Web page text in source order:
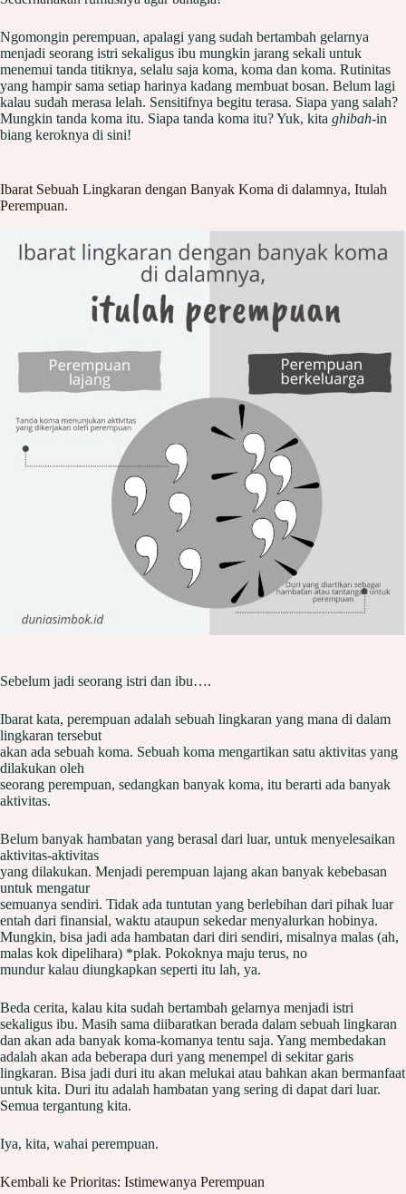
Ngomongin perempuan, apalagi yang sudah bertambah gelarnya
menjadi seorang istri sekaligus ibu mungkin jarang sekali untuk
menemui tanda titiknya, selalu saja koma, koma dan koma. Rutinitas
yang hampir sama setiap harinya kadang membuat bosan. Belum lagi
kalau sudah merasa lelah. Sensitifnya begitu terasa. Siapa yang salah?
Mungkin tanda koma itu. Siapa tanda koma itu? Yuk, kita ghibah-in
biang keroknya di sini!
Ibarat Sebuah Lingkaran dengan Banyak Koma di dalamnya, Itulah
Perempuan.
Sebelum jadi seorang istri dan ibu….
Ibarat kata, perempuan adalah sebuah lingkaran yang mana di dalam
lingkaran tersebut
akan ada sebuah koma. Sebuah koma mengartikan satu aktivitas yang
dilakukan oleh
seorang perempuan, sedangkan banyak koma, itu berarti ada banyak
aktivitas.
Belum banyak hambatan yang berasal dari luar, untuk menyelesaikan
aktivitas-aktivitas
yang dilakukan. Menjadi perempuan lajang akan banyak kebebasan
untuk mengatur
semuanya sendiri. Tidak ada tuntutan yang berlebihan dari pihak luar
entah dari finansial, waktu ataupun sekedar menyalurkan hobinya.
Mungkin, bisa jadi ada hambatan dari diri sendiri, misalnya malas (ah,
malas kok dipelihara) *plak. Pokoknya maju terus, no
mundur kalau diungkapkan seperti itu lah, ya.
Beda cerita, kalau kita sudah bertambah gelarnya menjadi istri
sekaligus ibu. Masih sama diibaratkan berada dalam sebuah lingkaran
dan akan ada banyak koma-komanya tentu saja. Yang membedakan
adalah akan ada beberapa duri yang menempel di sekitar garis
lingkaran. Bisa jadi duri itu akan melukai atau bahkan akan bermanfaat
untuk kita. Duri itu adalah hambatan yang sering di dapat dari luar.
Semua tergantung kita.
Iya, kita, wahai perempuan.
Kembali ke Prioritas: Istimewanya Perempuan